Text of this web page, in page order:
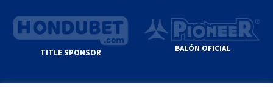
TITLE SPONSOR BALÓN OFICIAL